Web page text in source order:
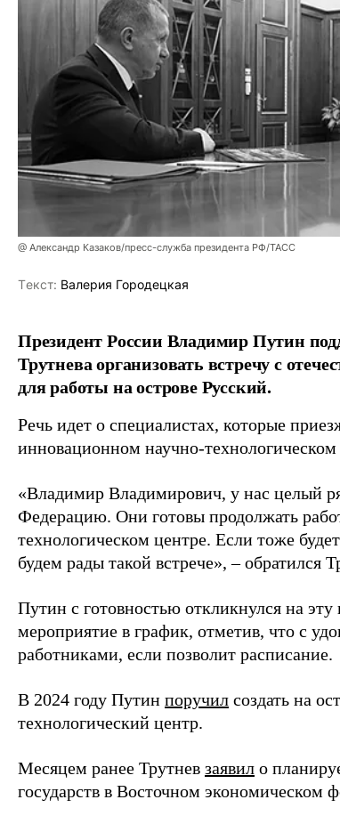
@ Александр Казаков/пресс-служба президента РФ/ТАСС
Tекст: Валерия Городецкая
Президент России Владимир Путин
Трутнева организовать встречу с
для работы на острове Русский.
Речь идет о специалистах, которые
инновационном научно-технологическом
«Владимир Владимирович, у нас целый
Федерацию. Они готовы продолжать
технологическом центре. Если тоже
будем рады такой встрече», – обратился
Путин с готовностью откликнулся на
мероприятие в график, отметив, что с
работниками, если позволит расписание.
В 2024 году Путин поручил создать на
технологический центр.
Месяцем ранее Трутнев заявил о
государств в Восточном экономическом